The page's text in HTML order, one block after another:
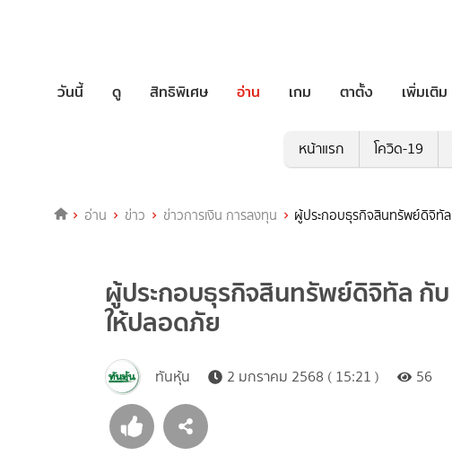
วันนี้ ดู สิทธิพิเศษ อ่าน เกม ตาตั้ง เพิ่มเติม
หน้าแรก โควิด-19
อ่าน ข่าว ข่าวการเงิน การลงทุน ผู้ประกอบธุรกิจสินทรัพย์ดิจิทั
ผู้ประกอบธุรกิจสินทรัพย์ดิจิทัล กั
ให้ปลอดภัย
ทันหุ้น 2 มกราคม 2568 ( 15:21 ) 56